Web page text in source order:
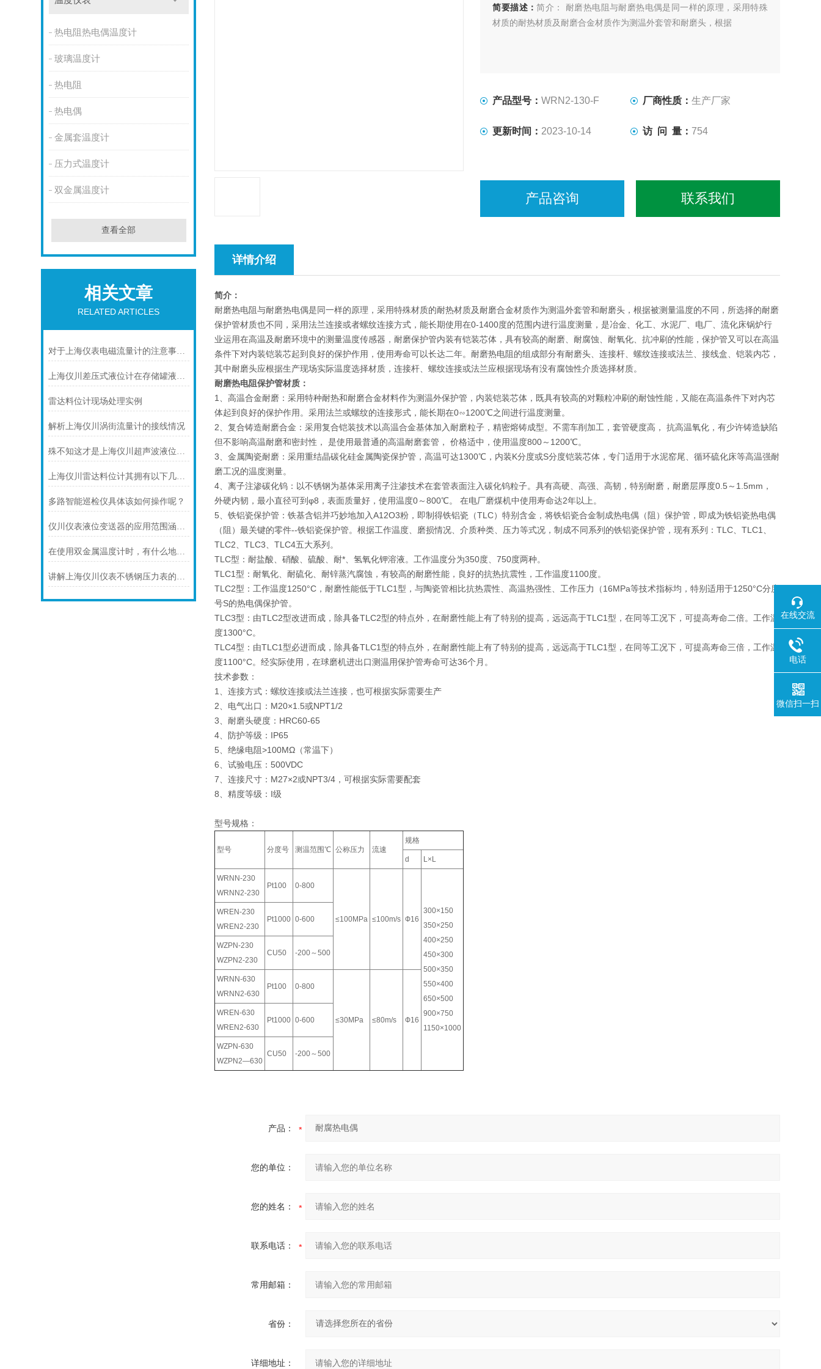
热电阻热电偶温度计
玻璃温度计
热电阻
热电偶
金属套温度计
压力式温度计
双金属温度计
查看全部
相关文章
RELATED ARTICLES
对于上海仪表电磁流量计的注意事项，你可知晓！
上海仪川差压式液位计在存储罐液位测量的应用
雷达料位计现场处理实例
解析上海仪川涡街流量计的接线情况
殊不知这才是上海仪川超声波液位计的四大性能特点
上海仪川雷达料位计其拥有以下几大特点
多路智能巡检仪具体该如何操作呢？
仪川仪表液位变送器的应用范围涵盖了多个行业和领域
在使用双金属温度计时，有什么地方需要注意的呢？
讲解上海仪川仪表不锈钢压力表的防护等级
简要描述：简介： 耐磨热电阻与耐磨热电偶是同一样的原理，采用特殊
材质的耐热材质及耐磨合金材质作为测温外套管和耐磨头，根据
产品型号：WRN2-130-F 厂商性质： 生产厂家
更新时间： 2023-10-14 访 问 量： 754
产品咨询 联系我们
详情介绍
简介：
耐磨热电阻与耐磨热电偶是同一样的原理，采用特殊材质的耐热材质及耐磨合金材质作为测温外套管和耐磨头，根据被测量温度的不同，所选择的耐磨
保护管材质也不同，采用法兰连接或者螺纹连接方式，能长期使用在0-1400度的范围内进行温度测量，是冶金、化工、水泥厂、电厂、流化床锅炉行
业运用在高温及耐磨环境中的测量温度传感器，耐磨保护管内装有铠装芯体，具有较高的耐磨、耐腐蚀、耐氧化、抗冲刷的性能，保护管又可以在高温
条件下对内装铠装芯起到良好的保护作用，使用寿命可以长达二年。耐磨热电阻的组成部分有耐磨头、连接杆、螺纹连接或法兰、接线盒、铠装内芯，
其中耐磨头应根据生产现场实际温度选择材质，连接杆、螺纹连接或法兰应根据现场有没有腐蚀性介质选择材质。
耐磨热电阻保护管材质：
1、高温合金耐磨：采用特种耐热和耐磨合金材料作为测温外保护管，内装铠装芯体，既具有较高的对颗粒冲刷的耐蚀性能，又能在高温条件下对内芯
体起到良好的保护作用。采用法兰或螺纹的连接形式，能长期在0∽1200℃之间进行温度测量。
2、复合铸造耐磨合金：采用复合铠装技术以高温合金基体加入耐磨粒子，精密熔铸成型。不需车削加工，套管硬度高， 抗高温氧化，有少许铸造缺陷
但不影响高温耐磨和密封性， 是使用最普通的高温耐磨套管， 价格适中，使用温度800～1200℃。
3、金属陶瓷耐磨：采用重结晶碳化硅金属陶瓷保护管，高温可达1300℃，内装K分度或S分度铠装芯体，专门适用于水泥窑尾、循环硫化床等高温强耐
磨工况的温度测量。
4、离子注渗碳化钨：以不锈钢为基体采用离子注渗技术在套管表面注入碳化钨粒子。具有高硬、高强、高韧，特别耐磨，耐磨层厚度0.5～1.5mm，
外硬内韧，最小直径可到φ8，表面质量好，使用温度0～800℃。 在电厂磨煤机中使用寿命达2年以上。
5、铁铝瓷保护管：铁基含铝并巧妙地加入A12O3粉，即制得铁铝瓷（TLC）特别含金，将铁铝瓷合金制成热电偶（阻）保护管，即成为铁铝瓷热电偶
（阻）最关键的零件--铁铝瓷保护管。根据工作温度、磨损情况、介质种类、压力等式况，制成不同系列的铁铝瓷保护管，现有系列：TLC、TLC1、
TLC2、TLC3、TLC4五大系列。
TLC型：耐盐酸、硝酸、硫酸、耐*、氢氧化钾溶液。工作温度分为350度、750度两种。
TLC1型：耐氧化、耐硫化、耐锌蒸汽腐蚀，有较高的耐磨性能，良好的抗热抗震性，工作温度1100度。
TLC2型：工作温度1250°C，耐磨性能低于TLC1型，与陶瓷管相比抗热震性、高温热强性、工作压力（16MPa等技术指标均，特别适用于1250°C分度
号S的热电偶保护管。
TLC3型：由TLC2型改进而成，除具备TLC2型的特点外，在耐磨性能上有了特别的提高，远远高于TLC1型，在同等工况下，可提高寿命二倍。工作温
度1300°C。
TLC4型：由TLC1型必进而成，除具备TLC1型的特点外，在耐磨性能上有了特别的提高，远远高于TLC1型，在同等工况下，可提高寿命三倍，工作温
度1100°C。经实际使用，在球磨机进出口测温用保护管寿命可达36个月。
技术参数：
1、连接方式：螺纹连接或法兰连接，也可根据实际需要生产
2、电气出口：M20×1.5或NPT1/2
3、耐磨头硬度：HRC60-65
4、防护等级：IP65
5、绝缘电阻>100MΩ（常温下）
6、试验电压：500VDC
7、连接尺寸：M27×2或NPT3/4，可根据实际需要配套
8、精度等级：I级
型号规格：
型号 分度号 测温范围℃ 公称压力 流速
规格
d L×L
WRNN-230
WRNN2-230
Pt100 0-800
≤100MPa ≤100m/s Ф16
300×150
350×250
400×250
450×300
500×350
550×400
650×500
900×750
1150×1000
WREN-230
WREN2-230
Pt1000 0-600
WZPN-230
WZPN2-230
CU50 -200～500
WRNN-630
WRNN2-630
Pt100 0-800
≤30MPa ≤80m/s Ф16
WREN-630
WREN2-630
Pt1000 0-600
WZPN-630
WZPN2—630
CU50 -200～500
产品：
您的单位：
您的姓名：
联系电话：
常用邮箱：
省份：
详细地址：
在线交流
电话
微信扫一扫